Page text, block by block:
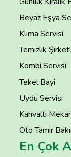
Beyaz Eşya
Klima Servisi
Temizlik
Kombi Servisi
Tekel Bayi
Uydu Servisi
Kahvaltı
Oto Tamir
En Çok